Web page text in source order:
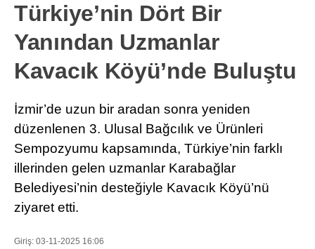
EKONOMİ
DÜNYA
MAGAZİN
SAĞLIK
TEKNOLOJİ
EĞİTİM
Türkiye’nin Dört Bir
Yanından Uzmanlar
Kavacık Köyü’nde Buluştu
İzmir’de uzun bir aradan sonra yeniden
düzenlenen 3. Ulusal Bağcılık ve Ürünleri
Sempozyumu kapsamında, Türkiye’nin farklı
illerinden gelen uzmanlar Karabağlar
Belediyesi’nin desteğiyle Kavacık Köyü’nü
ziyaret etti.
Giriş: 03-11-2025 16:06